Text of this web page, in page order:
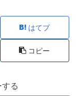
はてブ
コピー
る